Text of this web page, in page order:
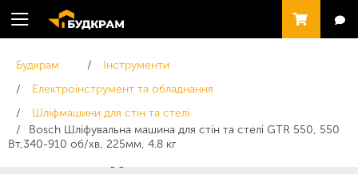
Будкрам
Інструменти
Електроінструмент та обладнання
Шліфмашини для стін та стелі
Bosch Шліфувальна машина для стін та стелі GTR 550, 550
Вт,340-910 об/хв, 225мм, 4.8 кг